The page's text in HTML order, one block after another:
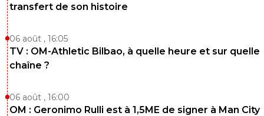
transfert de son histoire
06 août , 16:05
TV : OM-Athletic Bilbao, à quelle heure et sur quelle
chaîne ?
06 août , 16:00
OM : Geronimo Rulli est à 1,5ME de signer à Man City